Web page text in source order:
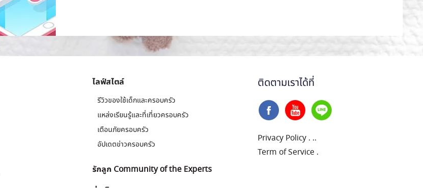
ไลฟ์สไตล์
รีวิวของใช้เด็กและครอบครัว
แหล่งเรียนรู้และที่เที่ยวครอบครัว
เตือนภัยครอบครัว
อัปเดตข่าวครอบครัว
รักลูก Community of the Experts
ติดตามเราได้ที่
Privacy Policy . ..
Term of Service .